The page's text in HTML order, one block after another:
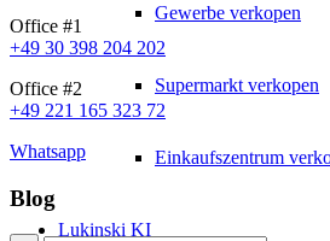
Gewerbe verkopen
Supermarkt verkopen
Einkaufszentrum
Lukinski KI
Office #1
+49 30 398 204 202
Office #2
+49 221 165 323 72
Whatsapp
Blog